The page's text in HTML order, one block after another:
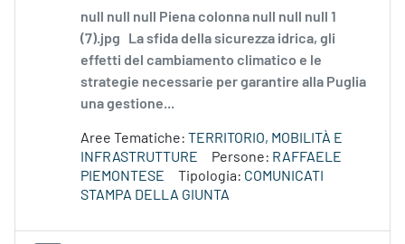
null null null Piena colonna null null null 1
(7).jpg La sfida della sicurezza idrica, gli
effetti del cambiamento climatico e le
strategie necessarie per garantire alla Puglia
una gestione...
Aree Tematiche: TERRITORIO, MOBILITÀ E
INFRASTRUTTURE
Persone: RAFFAELE
PIEMONTESE
Tipologia: COMUNICATI
STAMPA DELLA GIUNTA